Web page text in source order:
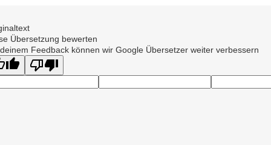
Übersetzung bewerten
Feedback können wir Google Übersetzer weiter verbessern